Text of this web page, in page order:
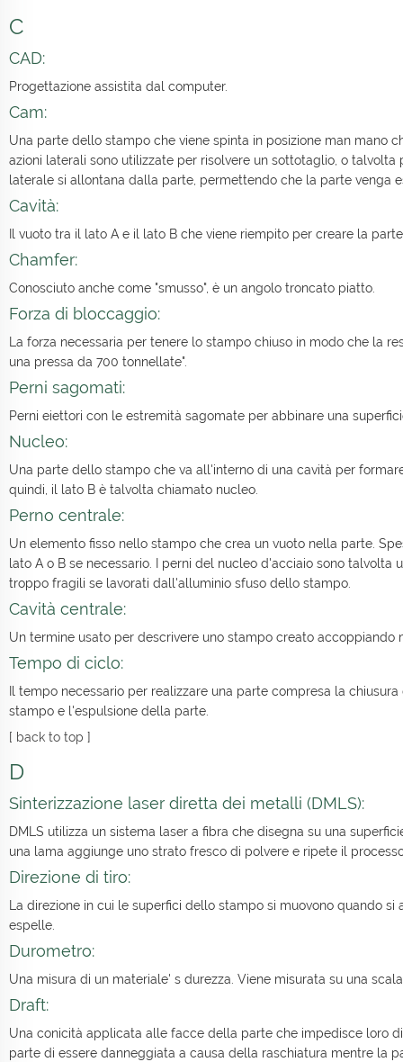
C
CAD:
Progettazione assistita dal computer.
Cam:
Una parte dello stampo che viene spinta in posizione man mano
azioni laterali sono utilizzate per risolvere un sottotaglio, o
laterale si allontana dalla parte, permettendo che la parte venga
Cavità:
Il vuoto tra il lato A e il lato B che viene riempito per creare la
Chamfer:
Conosciuto anche come "smusso", è un angolo troncato piatto.
Forza di bloccaggio:
La forza necessaria per tenere lo stampo chiuso in modo che la
una pressa da 700 tonnellate".
Perni sagomati:
Perni eiettori con le estremità sagomate per abbinare una
Nucleo:
Una parte dello stampo che va all'interno di una cavità per
quindi, il lato B è talvolta chiamato nucleo.
Perno centrale:
Un elemento fisso nello stampo che crea un vuoto nella parte.
lato A o B se necessario. I perni del nucleo d'acciaio sono
troppo fragili se lavorati dall'alluminio sfuso dello stampo.
Cavità centrale:
Un termine usato per descrivere uno stampo creato accoppiando
Tempo di ciclo:
Il tempo necessario per realizzare una parte compresa la
stampo e l'espulsione della parte.
[ back to top ]
D
Sinterizzazione laser diretta dei metalli (DMLS):
DMLS utilizza un sistema laser a fibra che disegna su una
una lama aggiunge uno strato fresco di polvere e ripete il
Direzione di tiro:
La direzione in cui le superfici dello stampo si muovono quando
espelle.
Durometro:
Una misura di un materiale' s durezza. Viene misurata su una
Draft:
Una conicità applicata alle facce della parte che impedisce loro
parte di essere danneggiata a causa della raschiatura mentre la